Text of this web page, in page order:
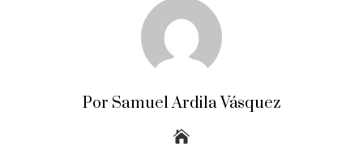
Por Samuel Ardila Vásquez